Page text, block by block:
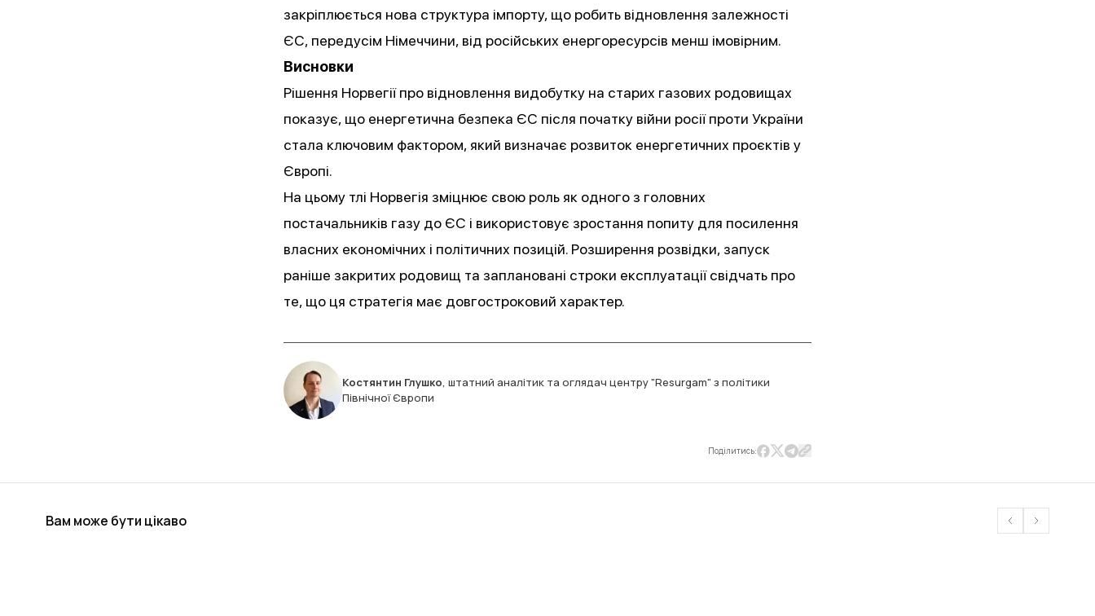
закріплюється нова структура імпорту, що робить відновлення залежності
ЄС, передусім Німеччини, від російських енергоресурсів менш імовірним.
Висновки
Рішення Норвегії про відновлення видобутку на старих газових родовищах
показує, що енергетична безпека ЄС після початку війни росії проти України
стала ключовим фактором, який визначає розвиток енергетичних проєктів у
Європі.
На цьому тлі Норвегія зміцнює свою роль як одного з головних
постачальників газу до ЄС і використовує зростання попиту для посилення
власних економічних і політичних позицій. Розширення розвідки, запуск
раніше закритих родовищ та заплановані строки експлуатації свідчать про
те, що ця стратегія має довгостроковий характер.
Костянтин Глушко, штатний аналітик та оглядач центру "Resurgam" з політики
Північної Європи
Поділитись:
Вам може бути цікаво